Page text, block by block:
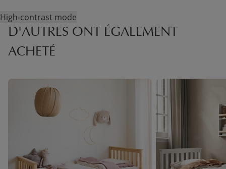
High-contrast mode
D'AUTRES ONT ÉGALEMENT
ACHETÉ